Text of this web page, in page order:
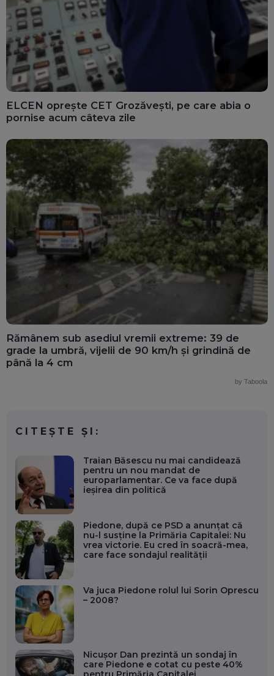
ELCEN oprește CET Grozăvești, pe care abia o
pornise acum câteva zile
Rămânem sub asediul vremii extreme: 39 de
grade la umbră, vijelii de 90 km/h și grindină de
până la 4 cm
by Taboola
CITEȘTE ȘI:
Traian Băsescu nu mai candidează
pentru un nou mandat de
europarlamentar. Ce va face după
ieșirea din politică
Piedone, după ce PSD a anunțat că
nu-l susține la Primăria Capitalei: Nu
vrea victorie. Eu cred în soacră-mea,
care face sondajul realității
Va juca Piedone rolul lui Sorin Oprescu
– 2008?
Nicușor Dan prezintă un sondaj în
care Piedone e cotat cu peste 40%